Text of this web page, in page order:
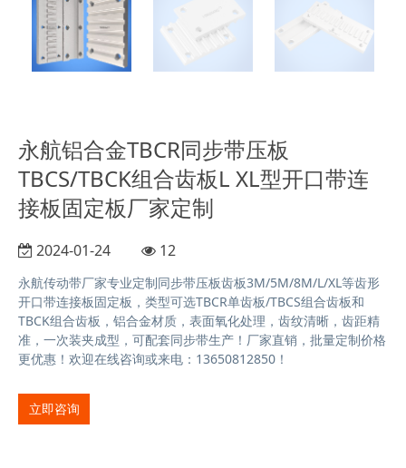
永航铝合金TBCR同步带压板
TBCS/TBCK组合齿板L XL型开口带连
接板固定板厂家定制
2024-01-24 12
永航传动带厂家专业定制同步带压板齿板3M/5M/8M/L/XL等齿形
开口带连接板固定板，类型可选TBCR单齿板/TBCS组合齿板和
TBCK组合齿板，铝合金材质，表面氧化处理，齿纹清晰，齿距精
准，一次装夹成型，可配套同步带生产！厂家直销，批量定制价格
更优惠！欢迎在线咨询或来电：13650812850！
立即咨询